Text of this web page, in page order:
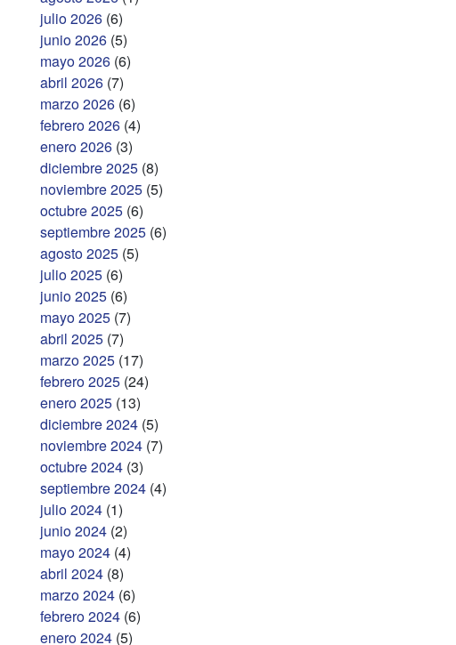
julio 2026 (6)
junio 2026 (5)
mayo 2026 (6)
abril 2026 (7)
marzo 2026 (6)
febrero 2026 (4)
enero 2026 (3)
diciembre 2025 (8)
noviembre 2025 (5)
octubre 2025 (6)
septiembre 2025 (6)
agosto 2025 (5)
julio 2025 (6)
junio 2025 (6)
mayo 2025 (7)
abril 2025 (7)
marzo 2025 (17)
febrero 2025 (24)
enero 2025 (13)
diciembre 2024 (5)
noviembre 2024 (7)
octubre 2024 (3)
septiembre 2024 (4)
julio 2024 (1)
junio 2024 (2)
mayo 2024 (4)
abril 2024 (8)
marzo 2024 (6)
febrero 2024 (6)
enero 2024 (5)